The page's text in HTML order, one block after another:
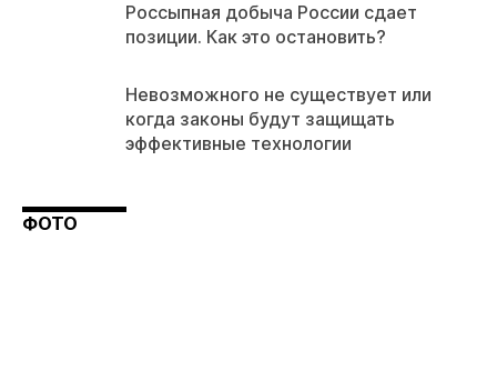
Россыпная добыча России сдает
позиции. Как это остановить?
Невозможного не существует или
когда законы будут защищать
эффективные технологии
ФОТО